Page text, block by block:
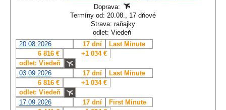
Doprava:
Termíny od: 20.08., 17 dňové
Strava: raňajky
odlet: Viedeň
20.08.2026
17 dní
Last Minute
6 816 €
+1 034 €
odlet: Viedeň
03.09.2026
17 dní
Last Minute
6 816 €
+1 034 €
odlet: Viedeň
17.09.2026
17 dní
First Minute